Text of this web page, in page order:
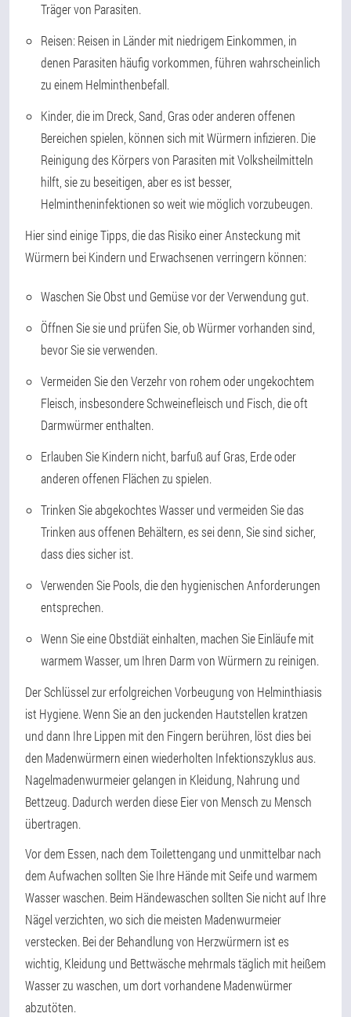
Träger von Parasiten.
Reisen: Reisen in Länder mit niedrigem Einkommen, in
denen Parasiten häufig vorkommen, führen wahrscheinlich
zu einem Helminthenbefall.
Kinder, die im Dreck, Sand, Gras oder anderen offenen
Bereichen spielen, können sich mit Würmern infizieren. Die
Reinigung des Körpers von Parasiten mit Volksheilmitteln
hilft, sie zu beseitigen, aber es ist besser,
Helmintheninfektionen so weit wie möglich vorzubeugen.
Hier sind einige Tipps, die das Risiko einer Ansteckung mit
Würmern bei Kindern und Erwachsenen verringern können:
Waschen Sie Obst und Gemüse vor der Verwendung gut.
Öffnen Sie sie und prüfen Sie, ob Würmer vorhanden sind,
bevor Sie sie verwenden.
Vermeiden Sie den Verzehr von rohem oder ungekochtem
Fleisch, insbesondere Schweinefleisch und Fisch, die oft
Darmwürmer enthalten.
Erlauben Sie Kindern nicht, barfuß auf Gras, Erde oder
anderen offenen Flächen zu spielen.
Trinken Sie abgekochtes Wasser und vermeiden Sie das
Trinken aus offenen Behältern, es sei denn, Sie sind sicher,
dass dies sicher ist.
Verwenden Sie Pools, die den hygienischen Anforderungen
entsprechen.
Wenn Sie eine Obstdiät einhalten, machen Sie Einläufe mit
warmem Wasser, um Ihren Darm von Würmern zu reinigen.
Der Schlüssel zur erfolgreichen Vorbeugung von Helminthiasis
ist Hygiene. Wenn Sie an den juckenden Hautstellen kratzen
und dann Ihre Lippen mit den Fingern berühren, löst dies bei
den Madenwürmern einen wiederholten Infektionszyklus aus.
Nagelmadenwurmeier gelangen in Kleidung, Nahrung und
Bettzeug. Dadurch werden diese Eier von Mensch zu Mensch
übertragen.
Vor dem Essen, nach dem Toilettengang und unmittelbar nach
dem Aufwachen sollten Sie Ihre Hände mit Seife und warmem
Wasser waschen. Beim Händewaschen sollten Sie nicht auf Ihre
Nägel verzichten, wo sich die meisten Madenwurmeier
verstecken. Bei der Behandlung von Herzwürmern ist es
wichtig, Kleidung und Bettwäsche mehrmals täglich mit heißem
Wasser zu waschen, um dort vorhandene Madenwürmer
abzutöten.